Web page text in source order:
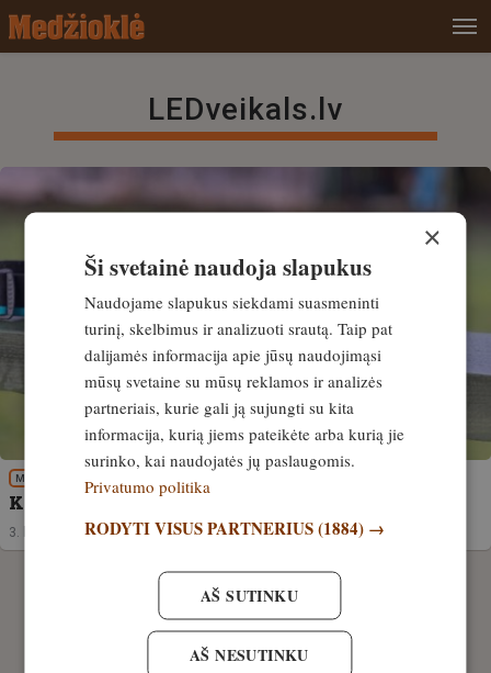
LEDveikals.lv
MEDŽIOKLĖS REIKMENYS
Kad žibintuvėlis žiūrint į šerną neišsijungtų!
3. birželis, 2026
×
Ši svetainė naudoja slapukus
Naudojame slapukus siekdami suasmeninti
turinį, skelbimus ir analizuoti srautą. Taip pat
dalijamės informacija apie jūsų naudojimąsi
mūsų svetaine su mūsų reklamos ir analizės
partneriais, kurie gali ją sujungti su kita
informacija, kurią jiems pateikėte arba kurią jie
surinko, kai naudojatės jų paslaugomis.
Privatumo politika
RODYTI VISUS PARTNERIUS(1884) →
AŠ SUTINKU
AŠ NESUTINKU